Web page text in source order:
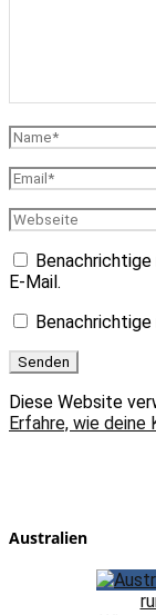
E-Mail.
Benachrichtige
Diese Website
Erfahre, wie
Australien